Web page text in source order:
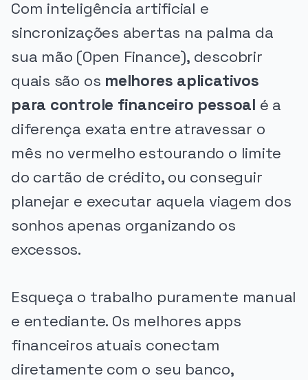
Com inteligência artificial e
sincronizações abertas na palma da
sua mão (Open Finance), descobrir
quais são os melhores aplicativos
para controle financeiro pessoal é a
diferença exata entre atravessar o
mês no vermelho estourando o limite
do cartão de crédito, ou conseguir
planejar e executar aquela viagem dos
sonhos apenas organizando os
excessos.
Esqueça o trabalho puramente manual
e entediante. Os melhores apps
financeiros atuais conectam
diretamente com o seu banco,